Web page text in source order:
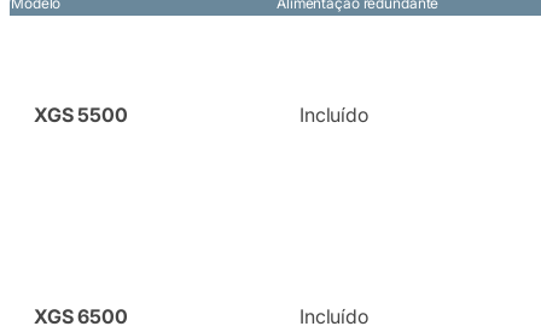
XGS 5500 Incluído
XGS 6500 Incluído